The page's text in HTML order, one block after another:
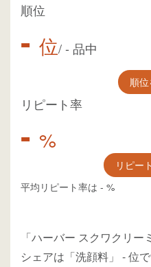
順位
- 位/- 品中
順
リピート率
- %
リピー
平均リピート率は - %
「ハーバー スクワクリ
シェアは「洗顔料」 -位で